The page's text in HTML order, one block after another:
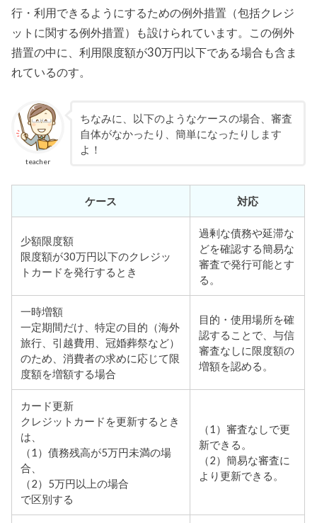
行・利用できるようにするための例外措置（包括クレジ
ットに関する例外措置）も設けられています。この例外
措置の中に、利用限度額が30万円以下である場合も含ま
れているのす。
teacher
ちなみに、以下のようなケースの場合、審査
自体がなかったり、簡単になったりします
よ！
ケース 対応
少額限度額
限度額が30万円以下のクレジッ
トカードを発行するとき
過剰な債務や延滞な
どを確認する簡易な
審査で発行可能とす
る。
一時増額
一定期間だけ、特定の目的（海外
旅行、引越費用、冠婚葬祭など）
のため、消費者の求めに応じて限
度額を増額する場合
目的・使用場所を確
認することで、与信
審査なしに限度額の
増額を認める。
カード更新
クレジットカードを更新するとき
は、
（1）債務残高が5万円未満の場
合、
（2）5万円以上の場合
で区別する
（1）審査なしで更
新できる。
（2）簡易な審査に
より更新できる。